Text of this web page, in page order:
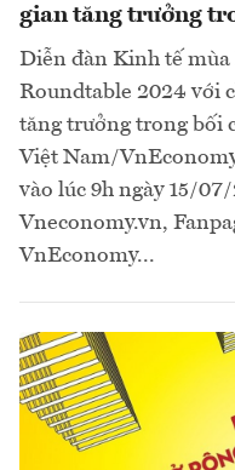
gian tăng trưởng
Diễn đàn Kinh tế
Roundtable 2024 với
tăng trưởng trong bối
Việt Nam/
vào lúc 9h ngày 15/
Vneconomy.vn,
VnEconomy...